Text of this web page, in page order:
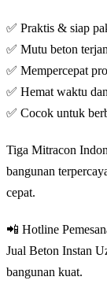
✅ Praktis & siap
✅ Mutu beton
✅ Mempercepat
✅ Hemat waktu
✅ Cocok untuk
Tiga Mitracon
bangunan
cepat.
📲 Hotline
Jual Beton Instan
bangunan kuat.